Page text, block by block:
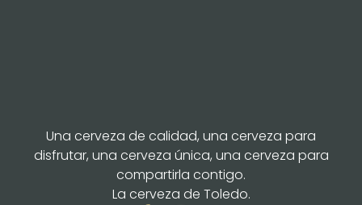
Una cerveza de calidad, una cerveza para
disfrutar, una cerveza única, una cerveza para
compartirla contigo.
La cerveza de Toledo.